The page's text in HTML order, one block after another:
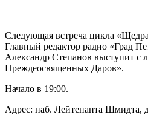
Следующая встреча цикла
Главный редактор радио «Град
Александр Степанов выступит с
Преждеосвященных Даров».
Начало в 19:00.
Адрес: наб. Лейтенанта Шмидта,